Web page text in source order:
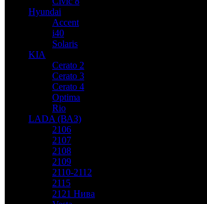
Hyundai
Accent
i40
Solaris
KIA
Cerato 2
Cerato 3
Cerato 4
Optima
Rio
LADA (ВАЗ)
2106
2107
2108
2109
2110-2112
2115
2121 Нива